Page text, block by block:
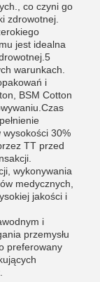
co czyni go
zdrowotnej.
jest idealna
warunkach.
i
BSM Cotton
wysokości 30%
TT przed
wykonywania
medycznych,
jakości i
i
przemysłu
preferowany